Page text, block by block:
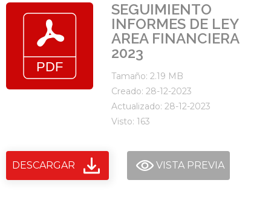
SEGUIMIENTO
INFORMES DE LEY
AREA FINANCIERA
2023
Tamaño: 2.19 MB
Creado: 28-12-2023
Actualizado: 28-12-2023
Visto: 163
DESCARGAR VISTA PREVIA